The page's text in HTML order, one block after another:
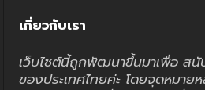
เกี่ยวกับเรา
เว็บไซต์นี้ถูกพัฒนาขึ้นมาเพื่อ ส
ของประเทศไทยค่ะ โดยจุดหมาย